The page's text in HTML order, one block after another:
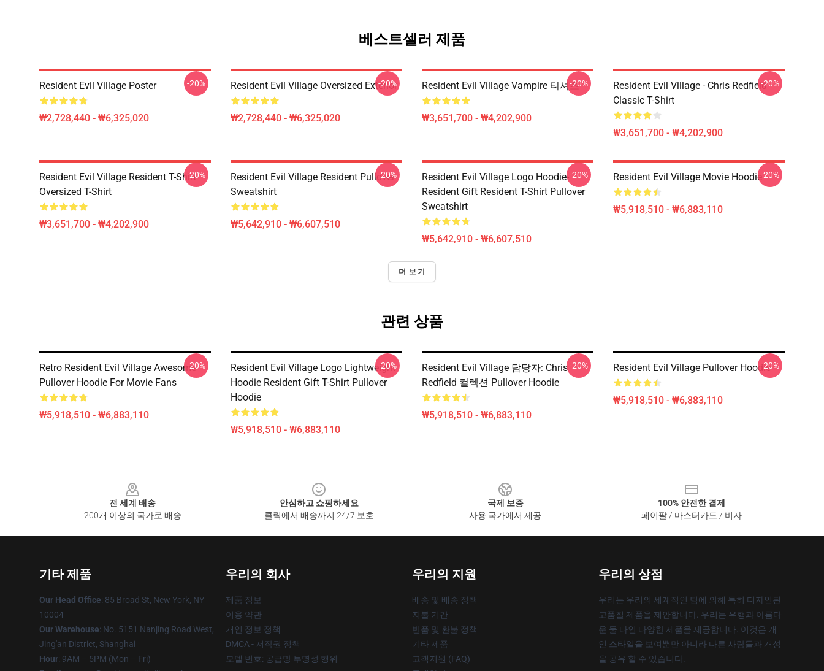
베스트셀러 제품
Resident Evil Village Poster
₩2,728,440 - ₩6,325,020
-20% Resident Evil Village Oversized Exterior
₩2,728,440 - ₩6,325,020
-20% Resident Evil Village Vampire 티셔츠
₩3,651,700 - ₩4,202,900
-20%
Resident Evil Village - Chris Redfield
Classic T-Shirt
₩3,651,700 - ₩4,202,900
-20%
Resident Evil Village Resident T-Shirt
Oversized T-Shirt
₩3,651,700 - ₩4,202,900
-20%
Resident Evil Village Resident Pullover
Sweatshirt
₩5,642,910 - ₩6,607,510
-20%
Resident Evil Village Logo Hoodie-
Resident Gift Resident T-Shirt Pullover
Sweatshirt
₩5,642,910 - ₩6,607,510
-20% Resident Evil Village Movie Hoodie
₩5,918,510 - ₩6,883,110
-20%
더 보기
관련 상품
Retro Resident Evil Village Awesome
Pullover Hoodie For Movie Fans
₩5,918,510 - ₩6,883,110
-20%
Resident Evil Village Logo Lightweight
Hoodie Resident Gift T-Shirt Pullover
Hoodie
₩5,918,510 - ₩6,883,110
-20%
Resident Evil Village 담당자: Chris
Redfield 컬렉션 Pullover Hoodie
₩5,918,510 - ₩6,883,110
-20% Resident Evil Village Pullover Hoodie
₩5,918,510 - ₩6,883,110
-20%
전 세계 배송
200개 이상의 국가로 배송
안심하고 쇼핑하세요
클릭에서 배송까지 24/7 보호
국제 보증
사용 국가에서 제공
100% 안전한 결제
페이팔 / 마스터카드 / 비자
기타 제품
Our Head Office: 85 Broad St, New York, NY
10004
Our Warehouse: No. 5151 Nanjing Road West,
Jing'an District, Shanghai
Hour: 9AM – 5PM (Mon – Fri)
우리의 회사
제품 정보
이용 약관
개인 정보 정책
DMCA - 저작권 정책
모델 번호: 공급망 투명성 행위
우리의 지원
배송 및 배송 정책
지불 기간
반품 및 환불 정책
기타 제품
고객지원 (FAQ)
우리의 상점
우리는 우리의 세계적인 팀에 의해 특히 디자인된
고품질 제품을 제안합니다. 우리는 유행과 아름다
운 둘 다인 다양한 제품을 제공합니다. 이것은 개
인 스타일을 보여뿐만 아니라 다른 사람들과 개성
을 공유 할 수 있습니다.